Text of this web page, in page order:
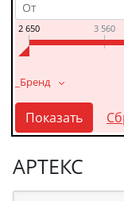
2 650 3 560
_Бренд
АРТЕКС